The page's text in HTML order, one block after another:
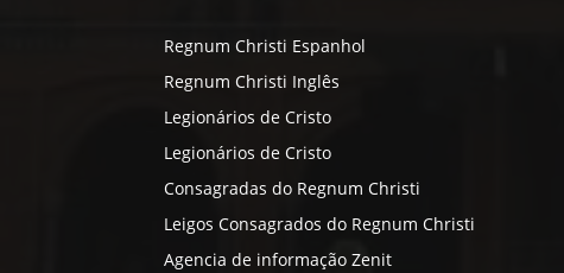
Regnum Christi Espanhol
Regnum Christi Inglês
Legionários de Cristo
Legionários de Cristo
Consagradas do Regnum Christi
Leigos Consagrados do Regnum Christi
Agencia de informação Zenit